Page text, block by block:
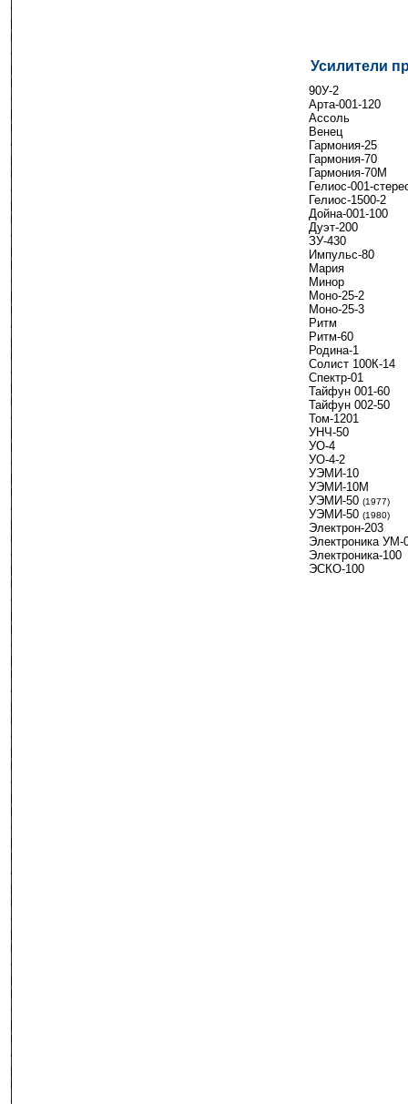
Усилители
90У-2
Арта-001-120
Ассоль
Венец
Гармония-25
Гармония-70
Гармония-70М
Гелиос-001-
Гелиос-1500-2
Дойна-001-100
Дуэт-200
ЗУ-430
Импульс-80
Мария
Минор
Моно-25-2
Моно-25-3
Ритм
Ритм-60
Родина-1
Солист 100К-14
Спектр-01
Тайфун 001-60
Тайфун 002-50
Том-1201
УНЧ-50
УО-4
УО-4-2
УЭМИ-10
УЭМИ-10М
УЭМИ-50- (1977)
УЭМИ-50- (1980)
Электрон-203
Электроника УМ-
Электроника-100
ЭСКО-100